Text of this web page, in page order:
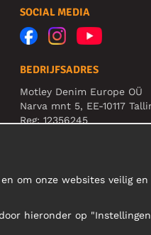
SOCIAL MEDIA
BEDRIJFSADRES
Motley Denim Europe OÜ
Narva mnt 5, EE-10117
Reg: 12356245
om onze websites veilig
hieronder op